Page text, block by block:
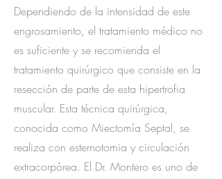
Dependiendo de la intensidad de este
engrosamiento, el tratamiento médico no
es suficiente y se recomienda el
tratamiento quirúrgico que consiste en la
resección de parte de esta hipertrofia
muscular. Esta técnica quirúrgica,
conocida como Miectomía Septal, se
realiza con esternotomia y circulación
extracorpórea. El Dr. Montero es uno de